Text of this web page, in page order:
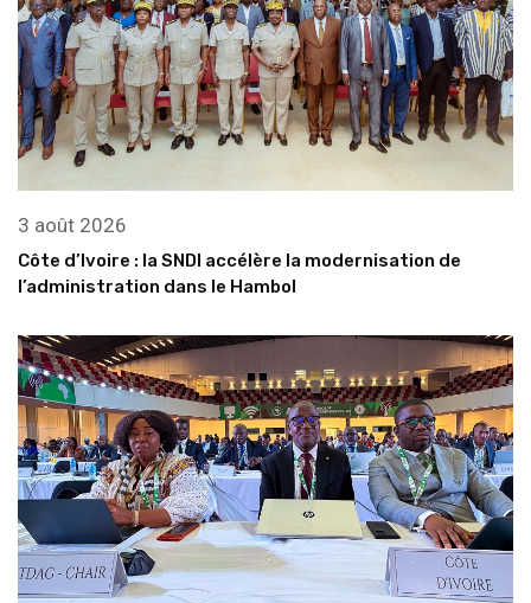
3 août 2026
Côte d’Ivoire : la SNDI accélère la modernisation de
l’administration dans le Hambol